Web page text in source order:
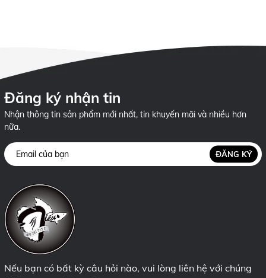
Đăng ký nhận tin
Nhận thông tin sản phẩm mới nhất, tin khuyến mãi và nhiều hơn
nữa.
ĐĂNG KÝ
Nếu bạn có bất kỳ câu hỏi nào, vui lòng liên hệ với chúng